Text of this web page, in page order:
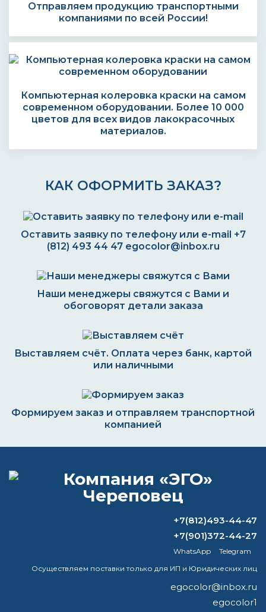
Отправляем продукцию транспортными
компаниями по всей России!
Компьютерная колеровка краски на самом
современном оборудовании. Более 10 000
цветов для всех видов лакокрасочных
материалов.
КАК ОФОРМИТЬ ЗАКАЗ?
Оставить заявку по телефону или e-mail +7
(812) 493 44 47 egocolor@inbox.ru
Наши менеджеры свяжутся с Вами и
обоговорят детали заказа
Выставляем счёт. Оплата через банк, картой
или наличными
Формируем заказ и отправляем транспортной
компанией
ВОПРОС-ОТВЕТ
Какой растворитель нужен для
выхлопной системы?
Как пользоваться преобразователем
+7(812)493-44-47
+7(901)372-44-27
WhatsApp
Telegram
Осуществляем поставки только для ИП и Юридических лиц
egocolor@inbox.ru
egocolor1